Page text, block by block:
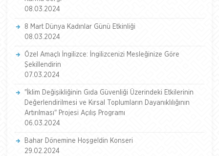
08.03.2024
8 Mart Dünya Kadınlar Günü Etkinliği
08.03.2024
Özel Amaçlı İngilizce: İngilizcenizi Mesleğinize Göre
Şekillendirin
07.03.2024
"İklim Değişikliğinin Gıda Güvenliği Üzerindeki Etkilerinin
Değerlendirilmesi ve Kırsal Toplumların Dayanıklılığının
Artırılması" Projesi Açılış Programı
06.03.2024
Bahar Dönemine Hoşgeldin Konseri
29.02.2024